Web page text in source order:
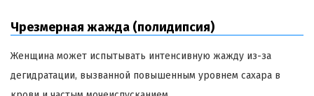
Чрезмерная жажда (полидипсия)
Женщина может испытывать интенсивную жажду из-за
дегидратации, вызванной повышенным уровнем сахара в